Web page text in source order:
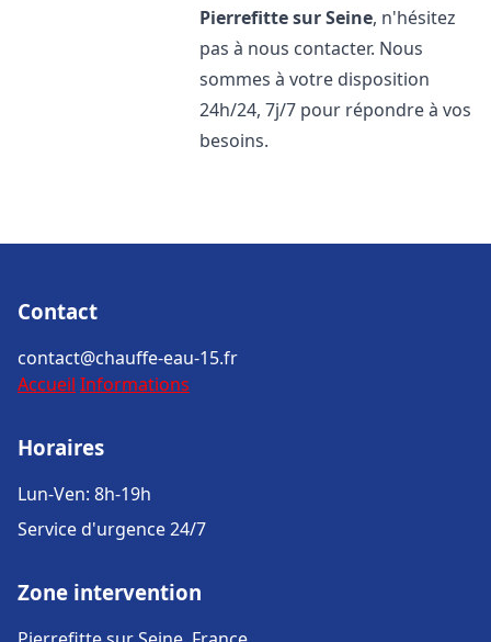
Pierrefitte sur Seine, n'hésitez
pas à nous contacter. Nous
sommes à votre disposition
24h/24, 7j/7 pour répondre à vos
besoins.
Contact
contact@chauffe-eau-15.fr
Accueil Informations
Horaires
Lun-Ven: 8h-19h
Service d'urgence 24/7
Zone intervention